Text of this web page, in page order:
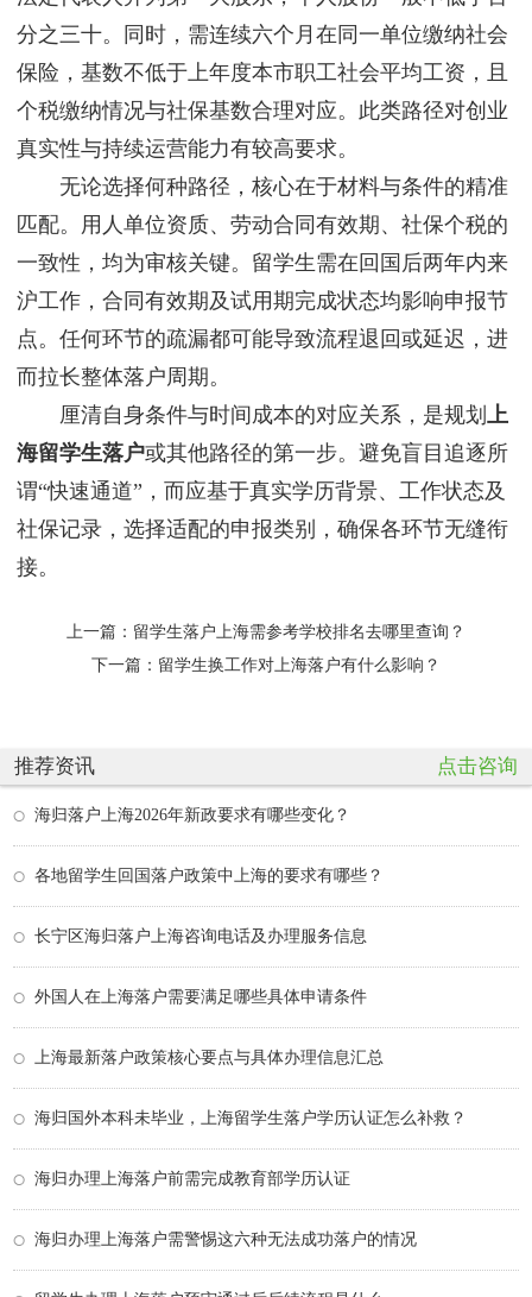
分之三十。同时，需连续六个月在同一单位缴纳社会
保险，基数不低于上年度本市职工社会平均工资，且
个税缴纳情况与社保基数合理对应。此类路径对创业
真实性与持续运营能力有较高要求。
无论选择何种路径，核心在于材料与条件的精准
匹配。用人单位资质、劳动合同有效期、社保个税的
一致性，均为审核关键。留学生需在回国后两年内来
沪工作，合同有效期及试用期完成状态均影响申报节
点。任何环节的疏漏都可能导致流程退回或延迟，进
而拉长整体落户周期。
厘清自身条件与时间成本的对应关系，是规划 上
海留学生落户或其他路径的第一步。避免盲目追逐所
谓“快速通道”，而应基于真实学历背景、工作状态及
社保记录，选择适配的申报类别，确保各环节无缝衔
接。
上一篇： 留学生落户上海需参考学校排名去哪里查询？
下一篇： 留学生换工作对上海落户有什么影响？
推荐资讯 点击咨询
海归落户上海2026年新政要求有哪些变化？
各地留学生回国落户政策中上海的要求有哪些？
长宁区海归落户上海咨询电话及办理服务信息
外国人在上海落户需要满足哪些具体申请条件
上海最新落户政策核心要点与具体办理信息汇总
海归国外本科未毕业，上海留学生落户学历认证怎么补救？
海归办理上海落户前需完成教育部学历认证
海归办理上海落户需警惕这六种无法成功落户的情况